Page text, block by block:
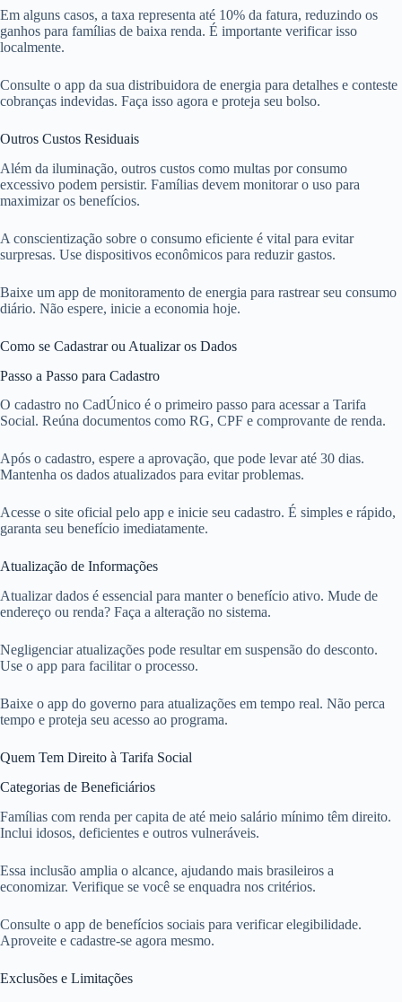
Em alguns casos, a taxa representa até 10% da fatura, reduzindo os
ganhos para famílias de baixa renda. É importante verificar isso
localmente.
Consulte o app da sua distribuidora de energia para detalhes e conteste
cobranças indevidas. Faça isso agora e proteja seu bolso.
Outros Custos Residuais
Além da iluminação, outros custos como multas por consumo
excessivo podem persistir. Famílias devem monitorar o uso para
maximizar os benefícios.
A conscientização sobre o consumo eficiente é vital para evitar
surpresas. Use dispositivos econômicos para reduzir gastos.
Baixe um app de monitoramento de energia para rastrear seu consumo
diário. Não espere, inicie a economia hoje.
Como se Cadastrar ou Atualizar os Dados
Passo a Passo para Cadastro
O cadastro no CadÚnico é o primeiro passo para acessar a Tarifa
Social. Reúna documentos como RG, CPF e comprovante de renda.
Após o cadastro, espere a aprovação, que pode levar até 30 dias.
Mantenha os dados atualizados para evitar problemas.
Acesse o site oficial pelo app e inicie seu cadastro. É simples e rápido,
garanta seu benefício imediatamente.
Atualização de Informações
Atualizar dados é essencial para manter o benefício ativo. Mude de
endereço ou renda? Faça a alteração no sistema.
Negligenciar atualizações pode resultar em suspensão do desconto.
Use o app para facilitar o processo.
Baixe o app do governo para atualizações em tempo real. Não perca
tempo e proteja seu acesso ao programa.
Quem Tem Direito à Tarifa Social
Categorias de Beneficiários
Famílias com renda per capita de até meio salário mínimo têm direito.
Inclui idosos, deficientes e outros vulneráveis.
Essa inclusão amplia o alcance, ajudando mais brasileiros a
economizar. Verifique se você se enquadra nos critérios.
Consulte o app de benefícios sociais para verificar elegibilidade.
Aproveite e cadastre-se agora mesmo.
Exclusões e Limitações